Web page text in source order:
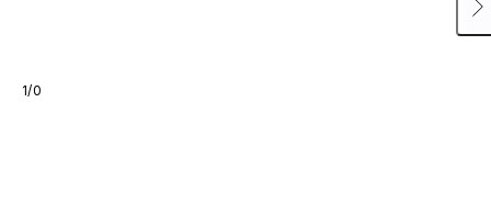
1/0